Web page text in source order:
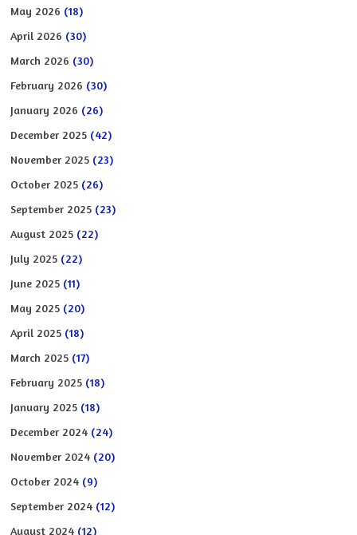
May 2026 (18)
April 2026 (30)
March 2026 (30)
February 2026 (30)
January 2026 (26)
December 2025 (42)
November 2025 (23)
October 2025 (26)
September 2025 (23)
August 2025 (22)
July 2025 (22)
June 2025 (11)
May 2025 (20)
April 2025 (18)
March 2025 (17)
February 2025 (18)
January 2025 (18)
December 2024 (24)
November 2024 (20)
October 2024 (9)
September 2024 (12)
August 2024 (12)